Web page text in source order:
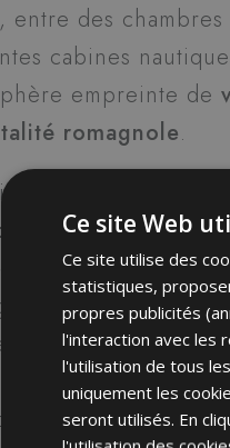
entre des
cabines
empreinte de
romagnole.
e pour ceux qui
authentiques,
et de simplicité.
par une seule
au bon endroit,
que vous
Ce site Web
Ce site utilise des
statistiques,
propres publicités
l'interaction avec les
l'utilisation de tous
uniquement les
seront utilisés. En